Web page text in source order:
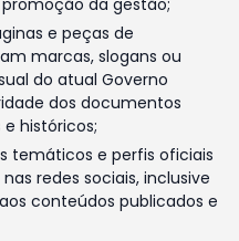
da gestão;
e peças de
marcas, slogans ou
do atual Governo
dos documentos
históricos;
temáticos e perfis oficiais
redes sociais, inclusive
conteúdos publicados e